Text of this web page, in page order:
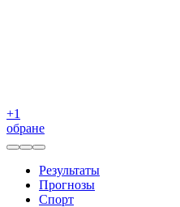
+1
обране
Результаты
Прогнозы
Спорт